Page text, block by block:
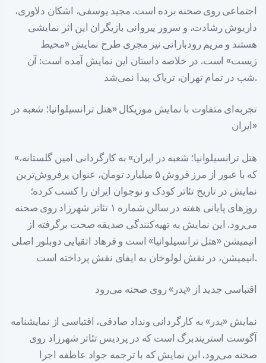
اجتماعی روی صحنه برده است. مجید یوسفی، اشکان دلاوری،
داریوش رشادت، و سرور پیروانی بازیگران این اثر نمایشی
هستند و مریم رودبارانی نیز مجری طرح نمایش «محیط
زیست» است. در خلاصه داستان این نمایش آمده است: آن
شب در تمام تهران، تریاک پیدا نمی‌شد.
تجربه‌ای متفاوت با نمایش موزیکال «هتل ترانسیلوانیا؛ شعبه در
ایران»
«هتل ترانسیلوانیا؛ شعبه در ایران» به کارگردانی امین گلستانه،
که با عبور از مرز فروش ۵ میلیارد تومان، عنوان پرفروش‌ترین
نمایش در تاریخ تئاتر کودک و نوجوان ایران را کسب کرده؛
روزهای پایانی هفته در سالن شماره ۱ تئاتر شهرزاد روی صحنه
می‌رود. این نمایش به تهیه‌کنندگی صدیقه صحت برگرفته از
انیمیشن «هتل ترانسیلوانیا» است و فرهاد اتقیایی دوبلور اصلی
انیمیشن، در نقش لولوخان به ایفای نقش پرداخته است.
اقتباسی جدید از «پدر» روی صحنه می‌رود
نمایش «پدر» به کارگردانی ونداد صادقی، اقتباسی از نمایشنامه
آگوست استریندبرگ است که در پردیس تئاتر شهرزاد روی
صحنه می‌رود. این نمایش که با ترجمه جواد عاطفه اجرا